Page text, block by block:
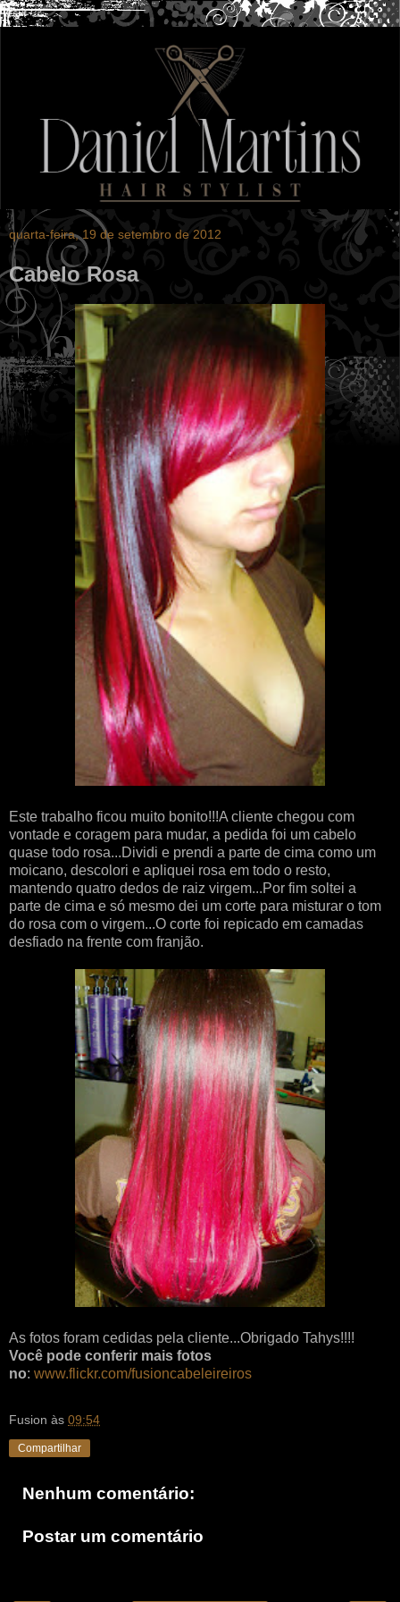
quarta-feira, 19 de setembro de 2012
Cabelo Rosa
Este trabalho ficou muito bonito!!!A cliente chegou com
vontade e coragem para mudar, a pedida foi um cabelo
quase todo rosa...Dividi e prendi a parte de cima como um
moicano, descolori e apliquei rosa em todo o resto,
mantendo quatro dedos de raiz virgem...Por fim soltei a
parte de cima e só mesmo dei um corte para misturar o tom
do rosa com o virgem...O corte foi repicado em camadas
desfiado na frente com franjão.
As fotos foram cedidas pela cliente...Obrigado Tahys!!!!
Você pode conferir mais fotos
no: www.flickr.com/fusioncabeleireiros
Fusion às 09:54
Compartilhar
Nenhum comentário:
Postar um comentário